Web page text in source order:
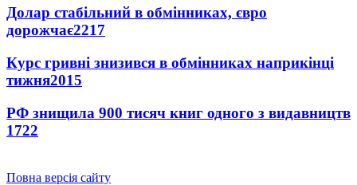
Долар стабільний в обмінниках, євро
дорожчає2217
Курс гривні знизився в обмінниках наприкінці
тижня2015
РФ знищила 900 тисяч книг одного з видавництв
1722
Повна версія сайту